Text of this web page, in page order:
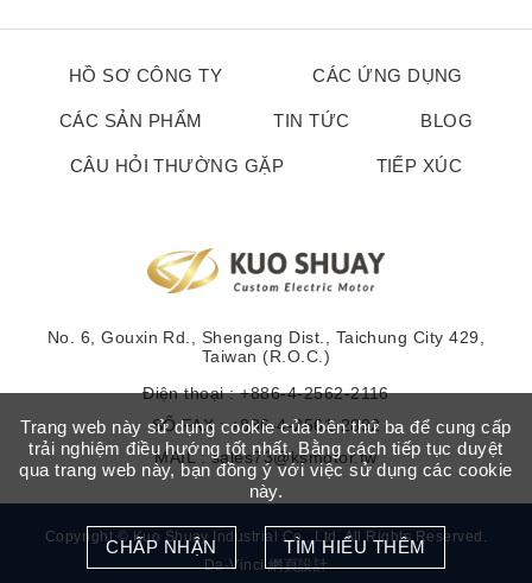
Trang web này sử dụng cookie của bên thứ ba để cung cấp
trải nghiệm điều hướng tốt nhất. Bằng cách tiếp tục duyệt
qua trang web này, bạn đồng ý với việc sử dụng các cookie
này.
CHẤP NHẬN TÌM HIỂU THÊM
HỒ SƠ CÔNG TY CÁC ỨNG DỤNG
CÁC SẢN PHẨM TIN TỨC BLOG
CÂU HỎI THƯỜNG GẶP TIẾP XÚC
No. 6, Gouxin Rd., Shengang Dist., Taichung City 429,
Taiwan (R.O.C.)
Điện thoại :+886-4-2562-2116
SỐ FAX : +886-4-2561-2892
MAIL :sales73@ksmotor.tw
Copyright © Kuo Shuay Industrial Co., Ltd. All Rights Reserved.
Da-Vinci網頁設計